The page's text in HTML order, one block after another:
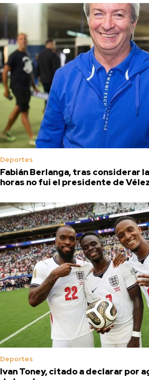
Deportes
Fabián Berlanga, tras considerar
horas no fui el presidente de
Deportes
Ivan Toney, citado a declarar por